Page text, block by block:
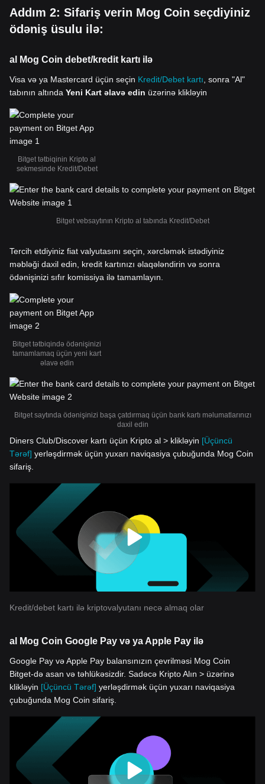
Addım 2: Sifariş verin Mog Coin seçdiyiniz
ödəniş üsulu ilə:
al Mog Coin debet/kredit kartı ilə
Visa və ya Mastercard üçün seçin Kredit/Debet kartı , sonra "Al"
tabının altında Yeni Kart əlavə edin üzərinə klikləyin
Bitget tətbiqinin Kripto al
sekmesinde Kredit/Debet
Bitget vebsaytının Kripto al tabında Kredit/Debet
Tercih etdiyiniz fiat valyutasını seçin, xərcləmək istədiyiniz
məbləği daxil edin, kredit kartınızı əlaqələndirin və sonra
ödənişinizi sıfır komissiya ilə tamamlayın.
Bitget tətbiqində ödənişinizi
tamamlamaq üçün yeni kart
əlavə edin
Bitget saytında ödənişinizi başa çatdırmaq üçün bank kartı məlumatlarınızı
daxil edin
Diners Club/Discover kartı üçün Kripto al > klikləyin [Üçüncü
Tərəf] yerləşdirmək üçün yuxarı naviqasiya çubuğunda Mog Coin
sifariş.
Kredit/debet kartı ilə kriptovalyutanı necə almaq olar
al Mog Coin Google Pay və ya Apple Pay ilə
Google Pay və Apple Pay balansınızın çevrilməsi Mog Coin
Bitget-də asan və təhlükəsizdir. Sadəcə Kripto Alın > üzərinə
klikləyin [Üçüncü Tərəf] yerləşdirmək üçün yuxarı naviqasiya
çubuğunda Mog Coin sifariş.